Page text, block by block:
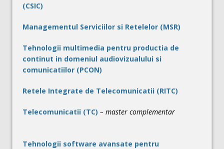
(CSIC)
Managementul Serviciilor si Retelelor (MSR)
Tehnologii multimedia pentru productia de
continut in domeniul audiovizualului si
comunicatiilor (PCON)
Retele Integrate de Telecomunicatii (RITC)
Telecomunicatii (TC) – master complementar
Tehnologii software avansate pentru